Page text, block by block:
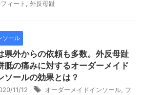
ィート
外反母趾
ソール
県外からの依頼も多数。外反母趾
胝の痛みに対するオーダーメイド
ソールの効果とは？
11/12 オーダーメイドインソール フ